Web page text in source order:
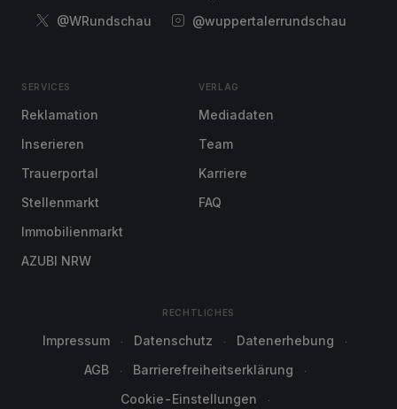
@WRundschau
@wuppertalerrundschau
SERVICES
Reklamation
Inserieren
Trauerportal
Stellenmarkt
Immobilienmarkt
AZUBI NRW
VERLAG
Mediadaten
Team
Karriere
FAQ
RECHTLICHES
Impressum Datenschutz
Datenerhebung
AGB
Barrierefreiheitserklärung
Cookie-Einstellungen